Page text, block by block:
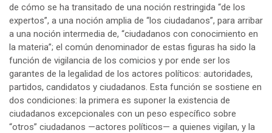
de cómo se ha transitado de una noción restringida “de los
expertos”, a una noción amplia de “los ciudadanos”, para arribar
a una noción intermedia de, “ciudadanos con conocimiento en
la materia”; el común denominador de estas figuras ha sido la
función de vigilancia de los comicios y por ende ser los
garantes de la legalidad de los actores políticos: autoridades,
partidos, candidatos y ciudadanos. Esta función se sostiene en
dos condiciones: la primera es suponer la existencia de
ciudadanos excepcionales con un peso específico sobre
“otros” ciudadanos —actores políticos— a quienes vigilan, y la